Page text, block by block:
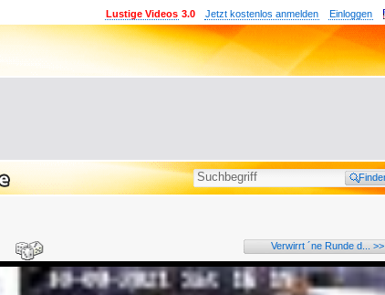
Einloggen
Jetzt kostenlos anmelden
Lustige Videos 3.0
Verwirrt ´ne Runde d... >>